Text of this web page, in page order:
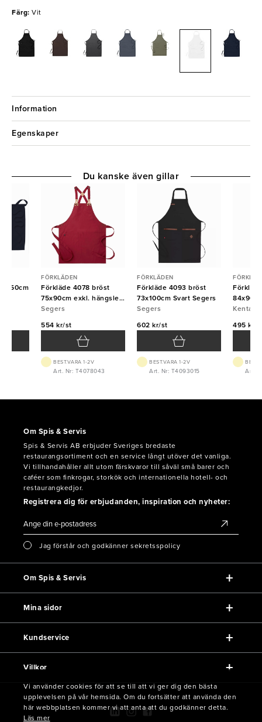
Färg: Vit
Information
Egenskaper
FÖRKLÄDEN
Förkläde 4078 bröst
75x90cm exkl. hängsle
Mörkröd Segers
Segers
554 kr/st
BEST.VARA 1-2V
Art. Nr: T4078043
FÖRKLÄDEN
Förkläde 4093 bröst
73x100cm Svart Segers
Segers
602 kr/st
BEST.VARA 1-2V
Art. Nr: T4093015
Kentaur
Kentaur
495 kr/
Art.
Du kanske även gillar
Om Spis & Servis
Spis & Servis AB erbjuder Sveriges bredaste
restaurangsortiment och en service långt utöver det vanliga.
Vi tillhandahåller allt utom färskvaror till såväl små barer och
caféer som finkrogar, storkök och internationella hotell- och
restaurangkedjor.
Registrera dig för erbjudanden, inspiration och nyheter:
Jag förstår och godkänner sekretsspolicy
Om Spis & Servis
Mina sidor
Kundservice
Villkor
Vi använder cookies för att se till att vi ger dig den bästa
upplevelsen på vår hemsida. Om du fortsätter att använda den
här webbplatsen kommer vi att anta att du godkänner detta.
Läs mer